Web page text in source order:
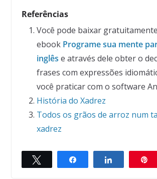
Referências
Você pode baixar
ebook Programe sua mente
inglês e através dele obter o
frases com expressões
você praticar com o software
História do Xadrez
Todos os grãos de arroz num
xadrez
Compartilhar Compartilhar